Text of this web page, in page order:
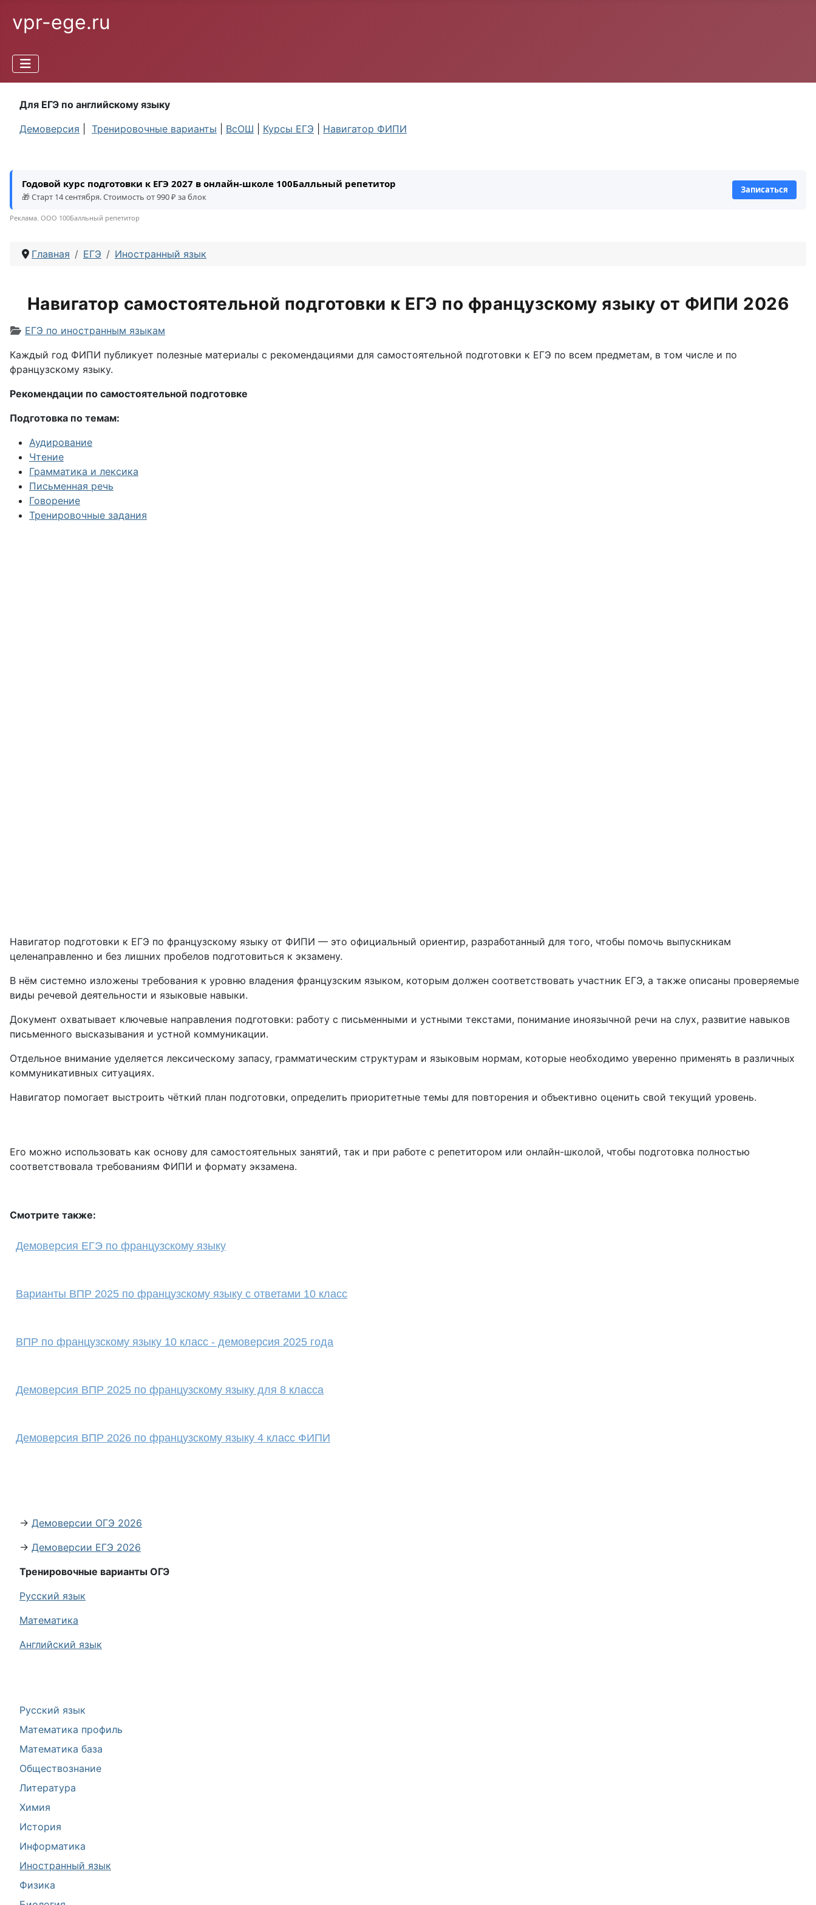
vpr-ege.ru
Для ЕГЭ по английскому языку
Демоверсия
Тренировочные варианты ВсОШ Курсы ЕГЭ Навигатор ФИПИ
Русский язык
Математика профиль
Математика база
Обществознание
Литература
Химия
История
Информатика
Иностранный язык
Физика
Годовой курс подготовки к ЕГЭ 2027 в онлайн-школе 100Балльный репетитор
🎁 Старт 14 сентября. Стоимость от 990 ₽ за блок
Записаться
Реклама. ООО 100Балльный репетитор
Главная ЕГЭ Иностранный язык
Навигатор самостоятельной подготовки к ЕГЭ по французскому языку от ФИПИ 2026
Информация о материале
ЕГЭ по иностранным языкам
Каждый год ФИПИ публикует полезные материалы с рекомендациями для самостоятельной подготовки к ЕГЭ по всем предметам, в том числе и по
французскому языку.
Рекомендации по самостоятельной подготовке
Подготовка по темам:
Аудирование
Чтение
Грамматика и лексика
Письменная речь
Говорение
Тренировочные задания
Навигатор подготовки к ЕГЭ по французскому языку от ФИПИ — это официальный ориентир, разработанный для того, чтобы помочь выпускникам
целенаправленно и без лишних пробелов подготовиться к экзамену.
В нём системно изложены требования к уровню владения французским языком, которым должен соответствовать участник ЕГЭ, а также описаны проверяемые
виды речевой деятельности и языковые навыки.
Документ охватывает ключевые направления подготовки: работу с письменными и устными текстами, понимание иноязычной речи на слух, развитие навыков
письменного высказывания и устной коммуникации.
Отдельное внимание уделяется лексическому запасу, грамматическим структурам и языковым нормам, которые необходимо уверенно применять в различных
коммуникативных ситуациях.
Навигатор помогает выстроить чёткий план подготовки, определить приоритетные темы для повторения и объективно оценить свой текущий уровень.
Его можно использовать как основу для самостоятельных занятий, так и при работе с репетитором или онлайн-школой, чтобы подготовка полностью
соответствовала требованиям ФИПИ и формату экзамена.
Смотрите также:
Демоверсия ЕГЭ по французскому языку
Варианты ВПР 2025 по французскому языку с ответами 10 класс
ВПР по французскому языку 10 класс - демоверсия 2025 года
Демоверсия ВПР 2025 по французскому языку для 8 класса
Демоверсия ВПР 2026 по французскому языку 4 класс ФИПИ
→ Демоверсии ОГЭ 2026
→ Демоверсии ЕГЭ 2026
Тренировочные варианты ОГЭ
Русский язык
Математика
Английский язык